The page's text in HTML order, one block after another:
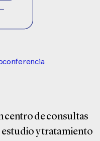
centro de consultas
estudio y tratamiento